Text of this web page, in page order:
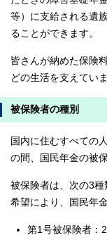
等）に支給される遺
ることができます。
皆さんが納めた保険
どの生活を支えていま
被保険者の種別
国内に住むすべての
の間、国民年金の被
被保険者は、次の3
希望により、国民年
第1号被保険者：